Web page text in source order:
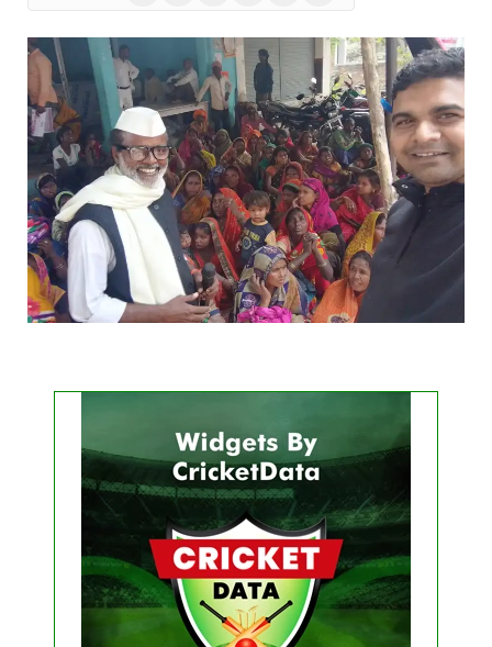
FIXTURE
No live matches found.
See recent results
See fixtures